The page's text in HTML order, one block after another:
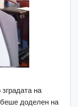
на
беше доделен на